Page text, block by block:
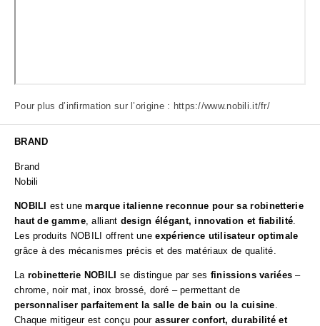
Pour plus d’infirmation sur l’origine : https://www.nobili.it/fr/
BRAND
Brand
Nobili
NOBILI est unemarque italienne reconnue pour sa robinetterie
haut de gamme, alliant design élégant, innovation et fiabilité.
Les produits NOBILI offrent uneexpérience utilisateur optimale
grâce à des mécanismes précis et des matériaux de qualité.
La robinetterie NOBILI se distingue par ses finissions variées –
chrome, noir mat, inox brossé, doré – permettant de
personnaliser parfaitement la salle de bain ou la cuisine.
Chaque mitigeur est conçu pourassurer confort, durabilité et